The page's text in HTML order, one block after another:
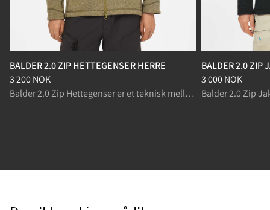
BALDER 2.0 ZIP HETTEGENSER HERRE
Pris:3 200 NOK, redusert fra 3 200 NOK
3 200 NOK
Balder 2.0 Zip Hettegenser er et teknisk mellomlag i ullfleece, perfekt som lag under skallplagg på kalde dager.
BALDER 2.0 ZIP
Pris:3 000 NOK,
3 000 NOK